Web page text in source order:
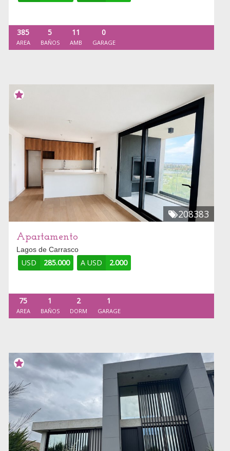
385
AREA
5
BAÑOS
11
AMB
0
GARAGE
208383
Apartamento
Lagos de Carrasco
USD 285.000 A USD 2.000
75
AREA
1
BAÑOS
2
DORM
1
GARAGE